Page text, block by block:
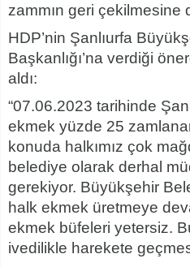
zammın geri çekilmesine
HDP’nin Şanlıurfa
Başkanlığı’na verdiği
aldı:
“07.06.2023 tarihinde
ekmek yüzde 25
konuda halkımız çok
belediye olarak derhal
gerekiyor. Büyükşehir
halk ekmek üretmeye
ekmek büfeleri yetersiz.
ivedilikle harekete